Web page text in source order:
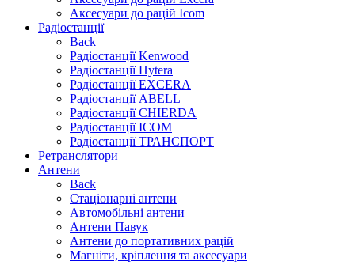
Аксесуари до рацій Icom
Радіостанції
Back
Радіостанції Kenwood
Радіостанції Hytera
Радіостанції EXCERA
Радіостанції ABELL
Радіостанції CHIERDA
Радіостанції ICOM
Радіостанції ТРАНСПОРТ
Ретранслятори
Антени
Back
Стаціонарні антени
Автомобільні антени
Антени Павук
Антени до портативних рацій
Магніти, кріплення та аксесуари